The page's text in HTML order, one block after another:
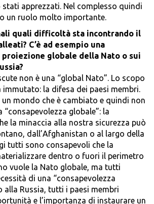
apprezzati. Nel complesso quindi
un ruolo molto importante.
quali difficoltà sta incontrando il
C’è ad esempio una
globale della Nato o sui
non è una “global Nato”. Lo scopo
immutato: la difesa dei paesi membri.
mondo che è cambiato e quindi non
“consapevolezza globale”: la
la minaccia alla nostra sicurezza può
dall’Afghanistan o al largo della
tutti sono consapevoli che la
dentro o fuori il perimetro
vuole la Nato globale, ma tutti
di una “consapevolezza
alla Russia, tutti i paesi membri
e l’importanza di instaurare un